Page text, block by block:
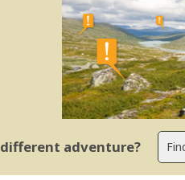
adventure?